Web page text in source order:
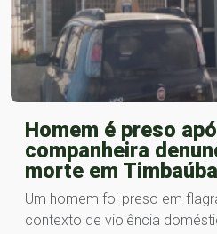
Homem é preso
companheira
morte em Timbaúba
Um homem foi preso em
contexto de violência